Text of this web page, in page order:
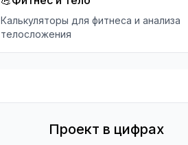
Калькуляторы для фитнеса и анализа
телосложения
Проект в цифрах